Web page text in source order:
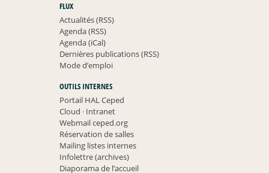
FLUX
Actualités (RSS)
Agenda (RSS)
Agenda (iCal)
Dernières publications (RSS)
Mode d’emploi
OUTILS INTERNES
Portail HAL Ceped
Cloud ·Intranet
Webmail ceped.org
Réservation de salles
Mailing listes internes
Infolettre (archives)
Diaporama de l’accueil